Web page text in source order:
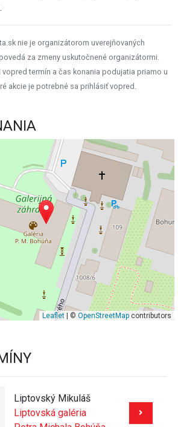
nie je organizátorom uverejňovaných
za zmeny uskutočnené organizátormi.
termín a čas konania podujatia priamo u
akcie je potrebné sa prihlásiť vopred.
Leaflet| © OpenStreetMapcontributors
Liptovský Mikuláš
Liptovská galéria